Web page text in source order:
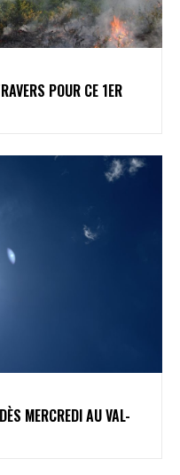
POUR CE 1ER
MERCREDI AU VAL-